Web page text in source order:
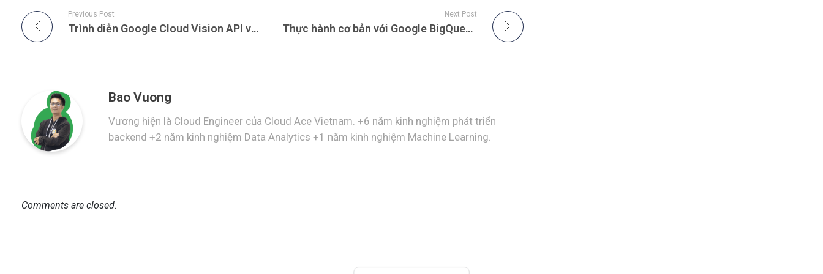
Previous Post
Trình diễn Google Cloud Vision API với Python (P1) – Image attributes
Next Post
Thực hành cơ bản với Google BigQuery (GBQ)
Bao Vuong
Vương hiện là Cloud Engineer của Cloud Ace Vietnam. +6 năm kinh nghiệm phát triển
backend +2 năm kinh nghiệm Data Analytics +1 năm kinh nghiệm Machine Learning.
Comments are closed.